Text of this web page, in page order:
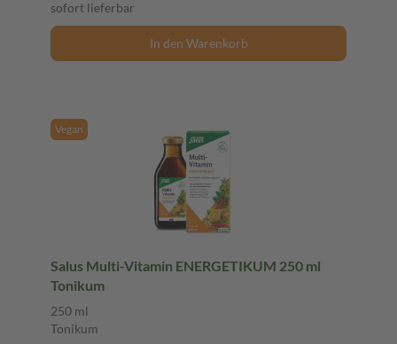
sofort lieferbar
In den Warenkorb
Vegan
Salus Multi-Vitamin ENERGETIKUM 250 ml
Tonikum
250 ml
Tonikum